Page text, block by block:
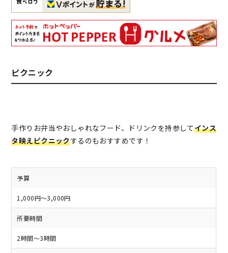
ピクニック
手作りお弁当やおしゃれなフード、ドリンクを持参してインス
タ映えピクニックするのもおすすめです！
予算
1,000円～3,000円
所要時間
2時間～3時間